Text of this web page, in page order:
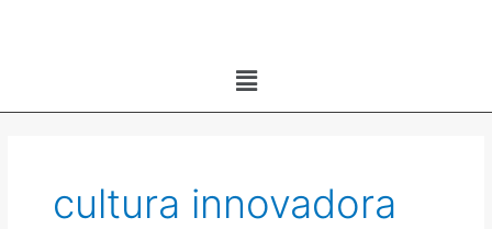
Menú
cultura innovadora